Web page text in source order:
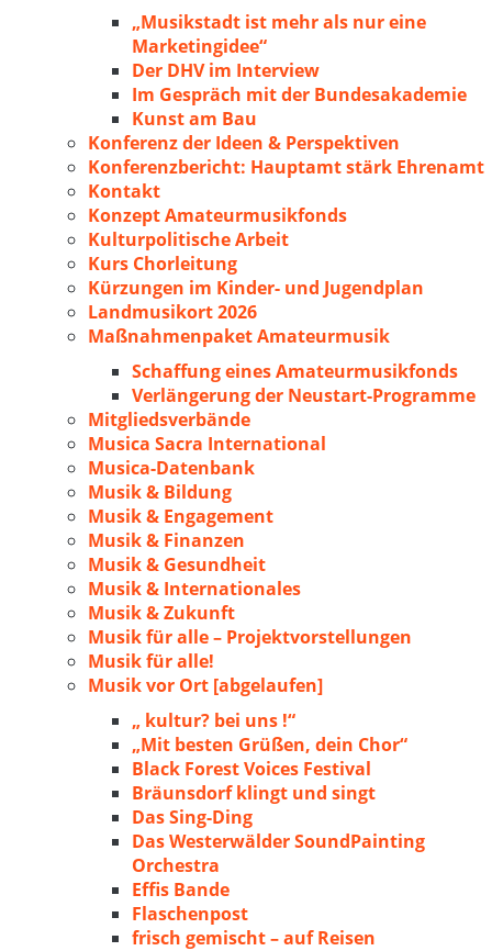
„Musikstadt ist mehr als nur eine
Marketingidee“
Der DHV im Interview
Im Gespräch mit der Bundesakademie
Kunst am Bau
Konferenz der Ideen & Perspektiven
Konferenzbericht: Hauptamt stärk Ehrenamt
Kontakt
Konzept Amateurmusikfonds
Kulturpolitische Arbeit
Kurs Chorleitung
Kürzungen im Kinder- und Jugendplan
Landmusikort 2026
Maßnahmenpaket Amateurmusik
Schaffung eines Amateurmusikfonds
Verlängerung der Neustart-Programme
Mitgliedsverbände
Musica Sacra International
Musica-Datenbank
Musik & Bildung
Musik & Engagement
Musik & Finanzen
Musik & Gesundheit
Musik & Internationales
Musik & Zukunft
Musik für alle – Projektvorstellungen
Musik für alle!
Musik vor Ort [abgelaufen]
„ kultur? bei uns !“
„Mit besten Grüßen, dein Chor“
Black Forest Voices Festival
Bräunsdorf klingt und singt
Das Sing-Ding
Das Westerwälder SoundPainting
Orchestra
Effis Bande
Flaschenpost
frisch gemischt – auf Reisen